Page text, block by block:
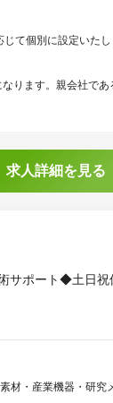
て個別に設定いた
ります。親会社で
求人詳細を見る
サポート◆土日祝
材・産業機器・研